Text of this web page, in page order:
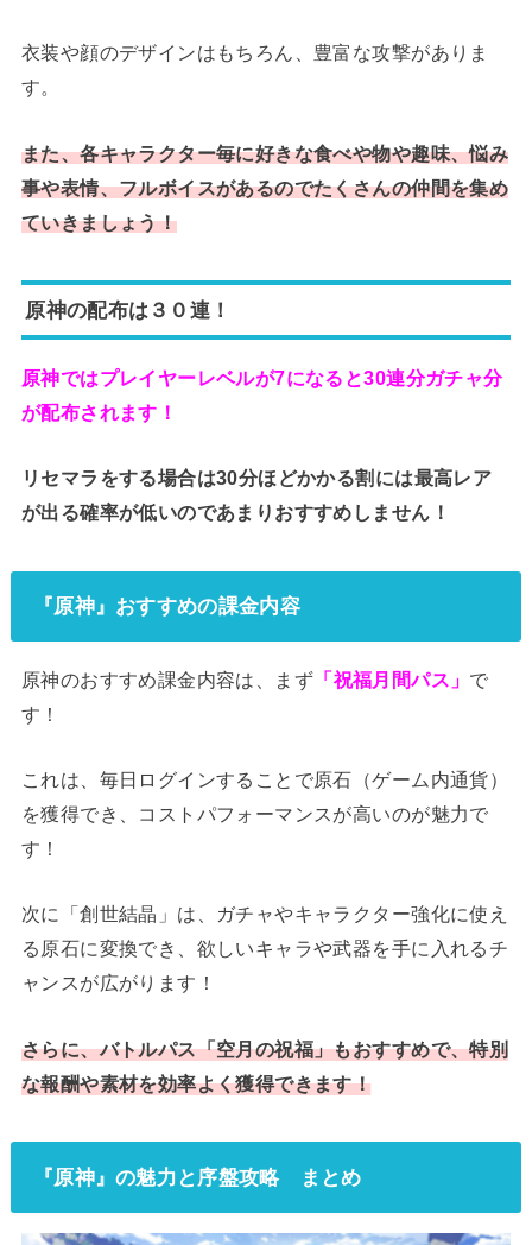
衣装や顔のデザインはもちろん、豊富な攻撃がありま
す。
また、各キャラクター毎に好きな食べや物や趣味、悩み
事や表情、フルボイスがあるのでたくさんの仲間を集め
ていきましょう！
原神の配布は３０連！
原神ではプレイヤーレベルが7になると30連分ガチャ分
が配布されます！
リセマラをする場合は30分ほどかかる割には最高レア
が出る確率が低いのであまりおすすめしません！
『原神』おすすめの課金内容
原神のおすすめ課金内容は、まず 「祝福月間パス」 で
す！
これは、毎日ログインすることで原石（ゲーム内通貨）
を獲得でき、コストパフォーマンスが高いのが魅力で
す！
次に「創世結晶」は、ガチャやキャラクター強化に使え
る原石に変換でき、欲しいキャラや武器を手に入れるチ
ャンスが広がります！
さらに、バトルパス「空月の祝福」もおすすめで、特別
な報酬や素材を効率よく獲得できます！
『原神』の魅力と序盤攻略 まとめ